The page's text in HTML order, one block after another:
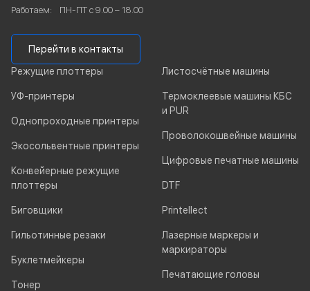
Режущие плоттеры
УФ-принтеры
Однопроходные принтеры
Экосольвентные принтеры
Конвейерные режущие
плоттеры
Биговщики
Гильотинные резаки
Буклетмейкеры
Тонер
Листосчётные машины
Термоклеевые машины КБС
и PUR
Проволокошвейные машины
Цифровые печатные машины
DTF
Printellect
Лазерные маркеры и
маркираторы
Печатающие головы
Работаем: ПН-ПТ с 9.00 – 18.00
Перейти в контакты